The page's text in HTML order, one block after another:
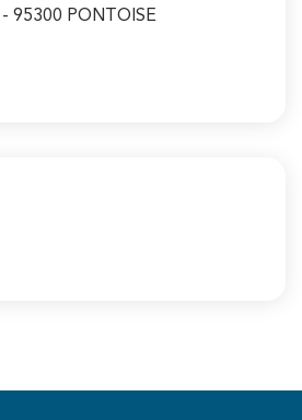
- 95300 PONTOISE